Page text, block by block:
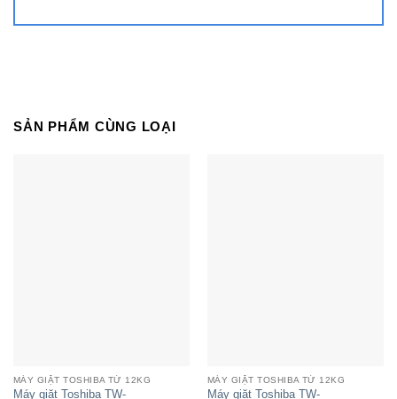
Ngoài ra máy giặt còn trang bị bộ phận cảm biến
Siêu bọt khí Nano thấm sâu từng sợi vải
Giặt sạch hiệu quả với bộ 3 thác nước kết hợp 3
SẢN PHẨM CÙNG LOẠI
MÁY GIẶT TOSHIBA TỪ 12KG
Máy giặt Toshiba TW-
MÁY GIẶT TOSHIBA TỪ 12KG
Máy giặt Toshiba TW-